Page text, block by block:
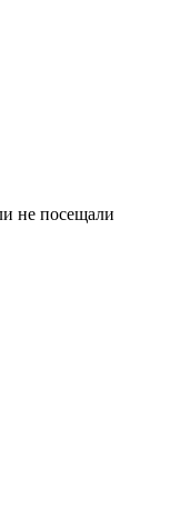
не посещали